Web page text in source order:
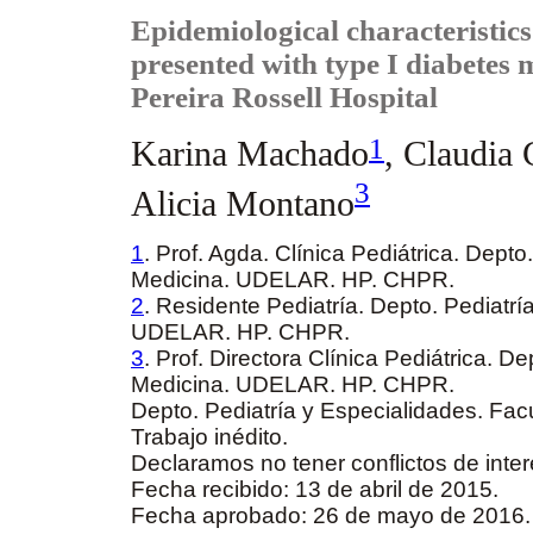
Epidemiological
presented with type I diabetes
Pereira Rossell Hospital
Karina Machado1 , Claudia
Alicia Montano3
1. Prof. Agda. Clínica Pediátrica.
Medicina. UDELAR. HP. CHPR.
2. Residente Pediatría. Depto.
UDELAR. HP. CHPR.
3. Prof. Directora Clínica Pediátrica.
Medicina. UDELAR. HP. CHPR.
Depto. Pediatría y Especialidades.
Trabajo inédito.
Declaramos no tener conflictos de
Fecha recibido: 13 de abril de 2015.
Fecha aprobado: 26 de mayo de